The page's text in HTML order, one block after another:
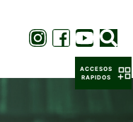
ACCESOS
RAPIDOS